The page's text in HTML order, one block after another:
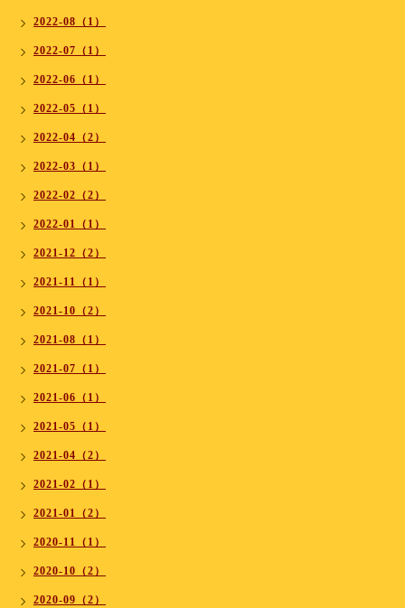
2022-08（1）
2022-07（1）
2022-06（1）
2022-05（1）
2022-04（2）
2022-03（1）
2022-02（2）
2022-01（1）
2021-12（2）
2021-11（1）
2021-10（2）
2021-08（1）
2021-07（1）
2021-06（1）
2021-05（1）
2021-04（2）
2021-02（1）
2021-01（2）
2020-11（1）
2020-10（2）
2020-09（2）